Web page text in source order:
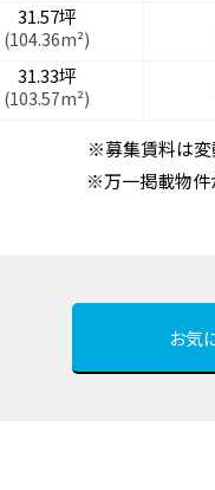
31.57坪
(104.36m²)
31.33坪
(103.57m²)
※募集賃料は変
※万一掲載物件
お気